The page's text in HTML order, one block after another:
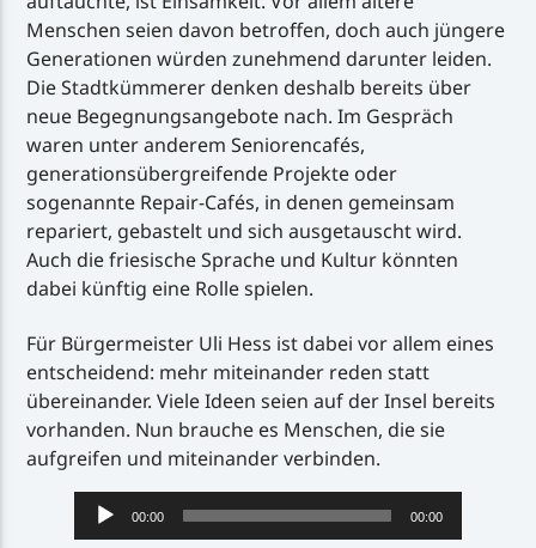
Menschen seien davon betroffen, doch auch jüngere
Generationen würden zunehmend darunter leiden.
Die Stadtkümmerer denken deshalb bereits über
neue Begegnungsangebote nach. Im Gespräch
waren unter anderem Seniorencafés,
generationsübergreifende Projekte oder
sogenannte Repair-Cafés, in denen gemeinsam
repariert, gebastelt und sich ausgetauscht wird.
Auch die friesische Sprache und Kultur könnten
dabei künftig eine Rolle spielen.
Für Bürgermeister Uli Hess ist dabei vor allem eines
entscheidend: mehr miteinander reden statt
übereinander. Viele Ideen seien auf der Insel bereits
vorhanden. Nun brauche es Menschen, die sie
aufgreifen und miteinander verbinden.
Audio-
Player
00:00 00:00